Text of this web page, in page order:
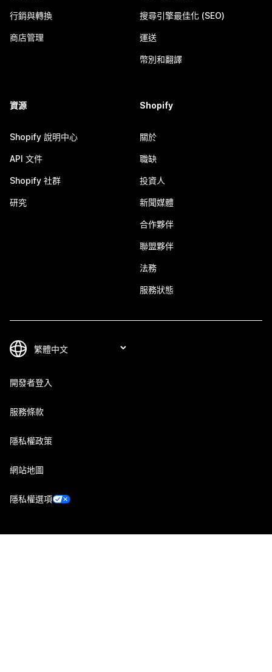
行銷與轉換
商店管理
搜尋引擎最佳化 (SEO)
運送
幣別和翻譯
資源
Shopify 說明中心
API 文件
Shopify 社群
研究
Shopify
關於
職缺
投資人
新聞媒體
合作夥伴
聯盟夥伴
法務
服務狀態
開發者登入
服務條款
隱私權政策
網站地圖
隱私權選項